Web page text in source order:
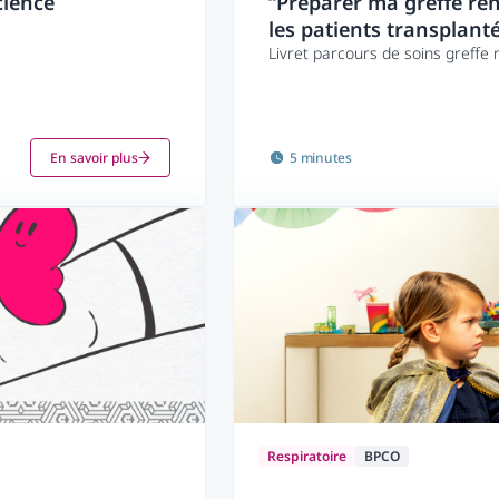
En savoir plus
les patients
Livret parcours de soins greffe
5 minutes
Respiratoire BPCO